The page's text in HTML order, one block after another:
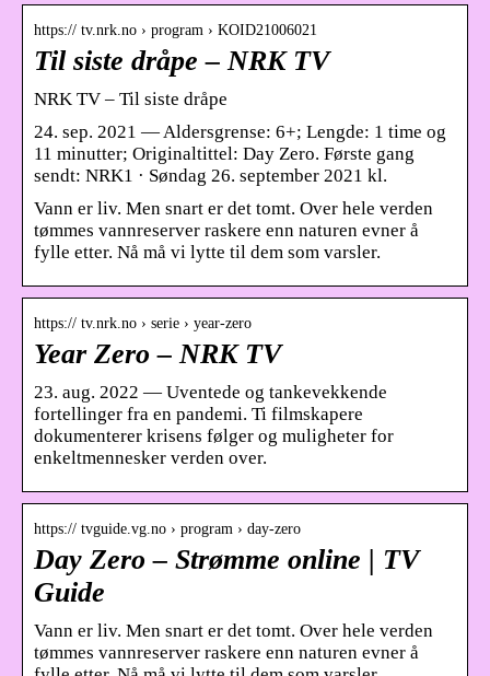
https:// tv.nrk.no › program › KOID21006021
Til siste dråpe – NRK TV
NRK TV – Til siste dråpe
24. sep. 2021 — Aldersgrense: 6+; Lengde: 1 time og
11 minutter; Originaltittel: Day Zero. Første gang
sendt: NRK1 · Søndag 26. september 2021 kl.
Vann er liv. Men snart er det tomt. Over hele verden
tømmes vannreserver raskere enn naturen evner å
fylle etter. Nå må vi lytte til dem som varsler.
https:// tv.nrk.no › serie › year-zero
Year Zero – NRK TV
23. aug. 2022 — Uventede og tankevekkende
fortellinger fra en pandemi. Ti filmskapere
dokumenterer krisens følger og muligheter for
enkeltmennesker verden over.
https:// tvguide.vg.no › program › day-zero
Day Zero – Strømme online | TV
Guide
Vann er liv. Men snart er det tomt. Over hele verden
tømmes vannreserver raskere enn naturen evner å